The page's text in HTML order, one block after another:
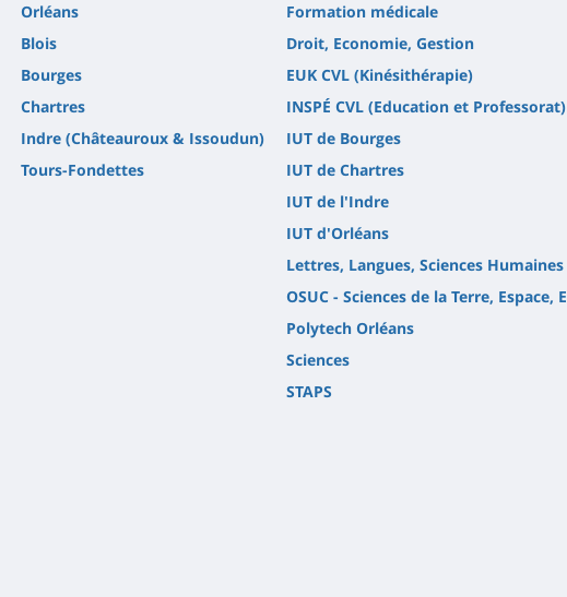
Orléans
Blois
Bourges
Chartres
Indre (Châteauroux & Issoudun)
Tours-Fondettes
Formation médicale
Droit, Economie, Gestion
EUK CVL (Kinésithérapie)
INSPÉ CVL (Education et Professorat)
IUT de Bourges
IUT de Chartres
IUT de l'Indre
IUT d'Orléans
Lettres, Langues, Sciences Humaines
OSUC - Sciences de la Terre,
Polytech Orléans
Sciences
STAPS